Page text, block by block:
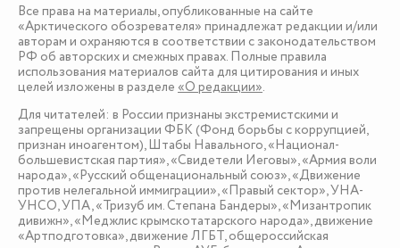
Все права на материалы, опубликованные на сайте
«Арктического обозревателя» принадлежат редакции и/или
авторам и охраняются в соответствии с законодательством
РФ об авторских и смежных правах. Полные правила
использования материалов сайта для цитирования и иных
целей изложены в разделе «О редакции».
Для читателей: в России признаны экстремистскими и
запрещены организации ФБК (Фонд борьбы с коррупцией,
признан иноагентом), Штабы Навального, «Национал-
большевистская партия», «Свидетели Иеговы», «Армия воли
народа», «Русский общенациональный союз», «Движение
против нелегальной иммиграции», «Правый сектор», УНА-
УНСО, УПА, «Тризуб им. Степана Бандеры», «Мизантропик
дивижн», «Меджлис крымскотатарского народа», движение
«Артподготовка», движение ЛГБТ, общероссийская